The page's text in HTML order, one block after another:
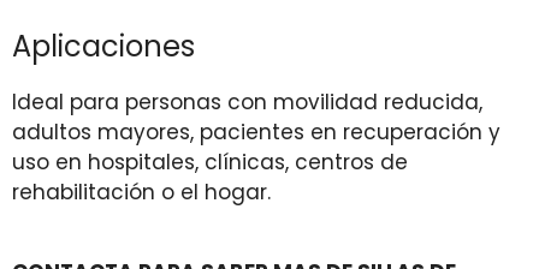
Aplicaciones
Ideal para personas con movilidad reducida,
adultos mayores, pacientes en recuperación y
uso en hospitales, clínicas, centros de
rehabilitación o el hogar.